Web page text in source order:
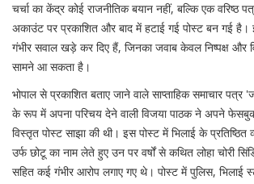
चर्चा का केंद्र कोई राजनीतिक बयान नहीं, बल्कि एक वरिष्ठ
अकाउंट पर प्रकाशित और बाद में हटाई गई पोस्ट बन गई
गंभीर सवाल खड़े कर दिए हैं, जिनका जवाब केवल निष्पक्ष और
सामने आ सकता है।
भोपाल से प्रकाशित बताए जाने वाले साप्ताहिक समाचार
के रूप में अपना परिचय देने वाली विजया पाठक ने अपने
विस्तृत पोस्ट साझा की थी। इस पोस्ट में भिलाई के प्रतिष्ठित
उर्फ छोटू का नाम लेते हुए उन पर वर्षों से कथित लोहा चोरी
सहित कई गंभीर आरोप लगाए गए थे। पोस्ट में पुलिस, भिलाई